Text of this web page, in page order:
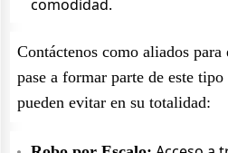
comodidad.
Contáctenos como aliados
pase a formar parte de este
pueden evitar en su totalidad: